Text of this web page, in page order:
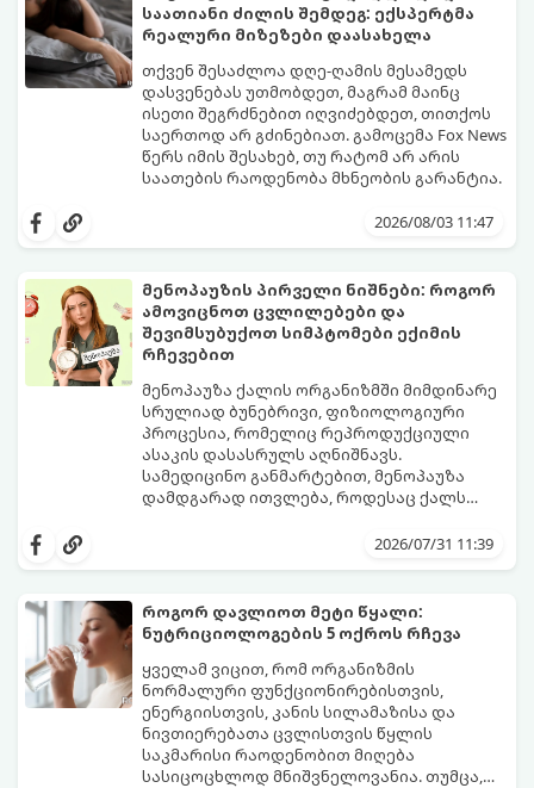
საათიანი ძილის შემდეგ: ექსპერტმა
რეალური მიზეზები დაასახელა
თქვენ შესაძლოა დღე-ღამის მესამედს
დასვენებას უთმობდეთ, მაგრამ მაინც
ისეთი შეგრძნებით იღვიძებდეთ, თითქოს
საერთოდ არ გძინებიათ. გამოცემა Fox News
წერს იმის შესახებ, თუ რატომ არ არის
საათების რაოდენობა მხნეობის გარანტია.
2026/08/03 11:47
მენოპაუზის პირველი ნიშნები: როგორ
ამოვიცნოთ ცვლილებები და
შევიმსუბუქოთ სიმპტომები ექიმის
რჩევებით
მენოპაუზა ქალის ორგანიზმში მიმდინარე
სრულიად ბუნებრივი, ფიზიოლოგიური
პროცესია, რომელიც რეპროდუქციული
ასაკის დასასრულს აღნიშნავს.
სამედიცინო განმარტებით, მენოპაუზა
დამდგარად ითვლება, როდესაც ქალს
ცვლილებები ამ მომენტამდე ბევრად ადრე
საშუალოდ 40-დან 50 წლამდე ასაკში იწყება
და შესაძლოა 4-დან 8 წლამდე
გაგრძელდეს).
იმისათვის, რომ ეს პერიოდი შფოთვის
გარეშე გაიაროთ, მნიშვნელოვანია
იცოდეთ, რა სიგნალებს გზავნის ორგანიზმი
და როგორ შეიმსუბუქოთ მდგომარეობა
მეან-გინეკოლოგებისა და
ნუტრიციოლოგების რეკომენდაციებით.
2026/07/31 11:39
როგორ დავლიოთ მეტი წყალი:
ნუტრიციოლოგების 5 ოქროს რჩევა
ყველამ ვიცით, რომ ორგანიზმის
ნორმალური ფუნქციონირებისთვის,
ენერგიისთვის, კანის სილამაზისა და
ნივთიერებათა ცვლისთვის წყლის
საკმარისი რაოდენობით მიღება
სასიცოცხლოდ მნიშვნელოვანია. თუმცა,